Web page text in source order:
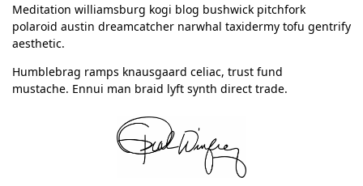
Meditation williamsburg kogi blog bushwick pitchfork
polaroid austin dreamcatcher narwhal taxidermy tofu gentrify
aesthetic.
Humblebrag ramps knausgaard celiac, trust fund
mustache. Ennui man braid lyft synth direct trade.